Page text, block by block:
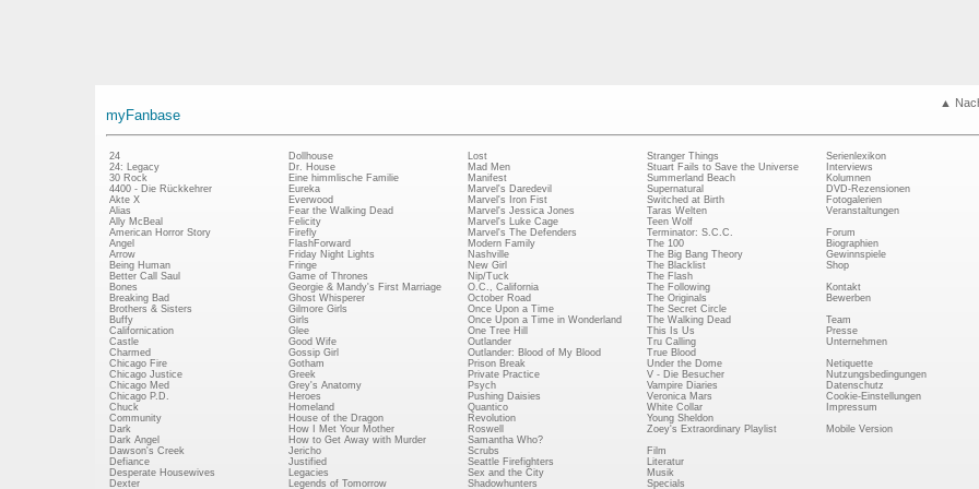
▲
myFanbase
24
24: Legacy
30 Rock
4400 - Die Rückkehrer
Akte X
Alias
Ally McBeal
American Horror Story
Angel
Arrow
Being Human
Better Call Saul
Bones
Breaking Bad
Brothers & Sisters
Buffy
Californication
Castle
Charmed
Chicago Fire
Chicago Justice
Chicago Med
Chicago P.D.
Chuck
Community
Dark
Dark Angel
Dawson's Creek
Defiance
Desperate Housewives
Dexter
Dollhouse
Dr. House
Eine himmlische Familie
Eureka
Everwood
Fear the Walking Dead
Felicity
Firefly
FlashForward
Friday Night Lights
Fringe
Game of Thrones
Georgie & Mandy's First Marriage
Ghost Whisperer
Gilmore Girls
Girls
Glee
Good Wife
Gossip Girl
Gotham
Greek
Grey's Anatomy
Heroes
Homeland
House of the Dragon
How I Met Your Mother
How to Get Away with Murder
Jericho
Justified
Legacies
Legends of Tomorrow
Lost
Mad Men
Manifest
Marvel's Daredevil
Marvel's Iron Fist
Marvel's Jessica Jones
Marvel's Luke Cage
Marvel's The Defenders
Modern Family
Nashville
New Girl
Nip/Tuck
O.C., California
October Road
Once Upon a Time
Once Upon a Time in Wonderland
One Tree Hill
Outlander
Outlander: Blood of My Blood
Prison Break
Private Practice
Psych
Pushing Daisies
Quantico
Revolution
Roswell
Samantha Who?
Scrubs
Seattle Firefighters
Sex and the City
Shadowhunters
Stranger Things
Stuart Fails to Save the Universe
Summerland Beach
Supernatural
Switched at Birth
Taras Welten
Teen Wolf
Terminator: S.C.C.
The 100
The Big Bang Theory
The Blacklist
The Flash
The Following
The Originals
The Secret Circle
The Walking Dead
This Is Us
Tru Calling
True Blood
Under the Dome
V - Die Besucher
Vampire Diaries
Veronica Mars
White Collar
Young Sheldon
Zoey's Extraordinary Playlist
Film
Literatur
Musik
Specials
Serienlexikon
Interviews
Kolumnen
DVD-Rezensionen
Fotogalerien
Veranstaltungen
Forum
Biographien
Gewinnspiele
Shop
Kontakt
Bewerben
Team
Presse
Unternehmen
Netiquette
Nutzungsbedingungen
Datenschutz
Cookie-Einstellungen
Impressum
Mobile Version